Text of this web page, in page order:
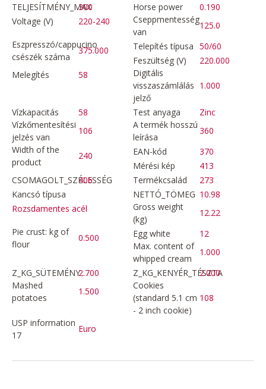
TELJESÍTMÉNY_MAX
300 Horse power
0.190
Voltage (V)
220-240
Cseppmentesség
van
125.0
Eszpresszó/cappucino
csészék száma
375.000 Telepítés típusa 50/60
Feszültség (V)
220.000
Melegítés
58
Digitális
visszaszámlálás
jelző
1.000
Vízkapacitás 58 Test anyaga
Zinc
Vízkőmentesítési
jelzés van
106
A termék hosszú
leírása
360
Width of the
product
240 EAN-kód
370
Mérési kép
413
CSOMAGOLT_SZÉLESSÉG
406 Termékcsalád
273
Kancsó típusa
Rozsdamentes acél
NETTÓ_TÖMEG 10.98
Gross weight
(kg)
12.22
Pie crust: kg of
flour
0.500 Egg white
12
Max. content of
whipped cream
1.000
Z_KG_SÜTEMÉNY2.700 Z_KG_KENYÉR_TÉSZTA
2.000
Mashed
potatoes
1.500
Cookies
(standard 5.1 cm
- 2 inch cookie)
108
USP information
17
Euro